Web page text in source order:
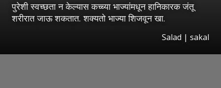
पुरेशी स्वच्छता न केल्यास कच्च्या भाज्यांमधून हानिकारक जंतू
शरीरात जाऊ शकतात. शक्यतो भाज्या शिजवून खा.
Salad | sakal